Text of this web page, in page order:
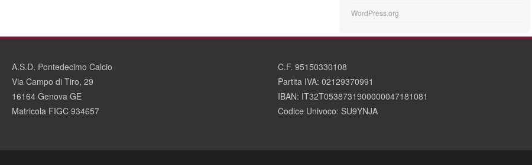
WordPress.org
A.S.D. Pontedecimo Calcio
Via Campo di Tiro, 29
16164 Genova GE
Matricola FIGC 934657
C.F. 95150330108
Partita IVA: 02129370991
IBAN: IT32T0538731900000047181081
Codice Univoco: SU9YNJA